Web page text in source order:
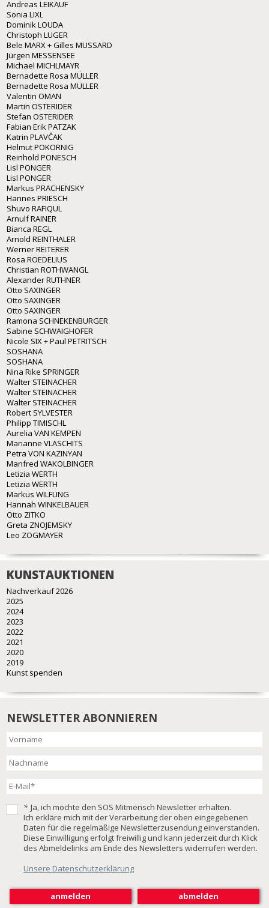
Andreas LEIKAUF
Sonia LIXL
Dominik LOUDA
Christoph LUGER
Bele MARX + Gilles MUSSARD
Jürgen MESSENSEE
Michael MICHLMAYR
Bernadette Rosa MÜLLER
Bernadette Rosa MÜLLER
Valentin OMAN
Martin OSTERIDER
Stefan OSTERIDER
Fabian Erik PATZAK
Katrin PLAVČAK
Helmut POKORNIG
Reinhold PONESCH
Lisl PONGER
Lisl PONGER
Markus PRACHENSKY
Hannes PRIESCH
Shuvo RAFIQUL
Arnulf RAINER
Bianca REGL
Arnold REINTHALER
Werner REITERER
Rosa ROEDELIUS
Christian ROTHWANGL
Alexander RUTHNER
Otto SAXINGER
Otto SAXINGER
Otto SAXINGER
Ramona SCHNEKENBURGER
Sabine SCHWAIGHOFER
Nicole SIX + Paul PETRITSCH
SOSHANA
SOSHANA
Nina Rike SPRINGER
Walter STEINACHER
Walter STEINACHER
Walter STEINACHER
Robert SYLVESTER
Philipp TIMISCHL
Aurelia VAN KEMPEN
Marianne VLASCHITS
Petra VON KAZINYAN
Manfred WAKOLBINGER
Letizia WERTH
Letizia WERTH
Markus WILFLING
Hannah WINKELBAUER
Otto ZITKO
Greta ZNOJEMSKY
Leo ZOGMAYER
KUNSTAUKTIONEN
Nachverkauf 2026
2025
2024
2023
2022
2021
2020
2019
Kunst spenden
NEWSLETTER ABONNIEREN
* Ja, ich möchte den SOS Mitmensch Newsletter erhalten.
Ich erkläre mich mit der Verarbeitung der oben eingegebenen
Daten für die regelmäßige Newsletterzusendung einverstanden.
Diese Einwilligung erfolgt freiwillig und kann jederzeit durch Klick
des Abmeldelinks am Ende des Newsletters widerrufen werden.
Unsere Datenschutzerklärung